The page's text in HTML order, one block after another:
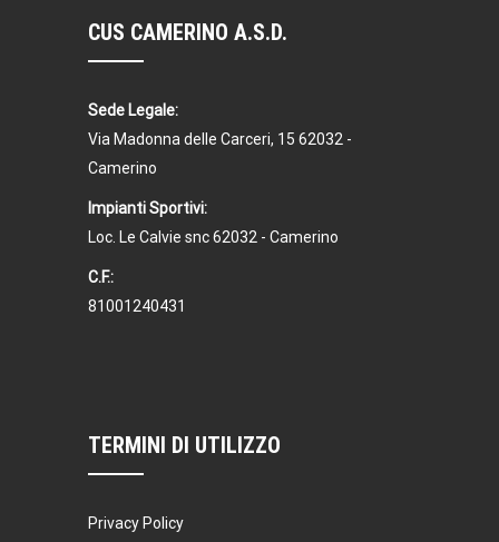
CUS CAMERINO A.S.D.
Sede Legale:
Via Madonna delle Carceri, 15 62032 -
Camerino
Impianti Sportivi:
Loc. Le Calvie snc 62032 - Camerino
C.F.:
81001240431
TERMINI DI UTILIZZO
Privacy Policy